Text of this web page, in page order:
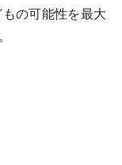
の可能性を最大